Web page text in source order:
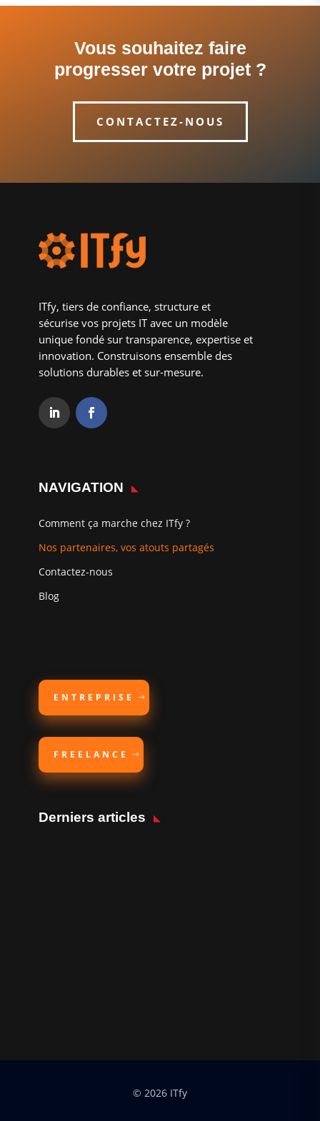
Vous souhaitez faire
progresser votre projet ?
CONTACTEZ-NOUS
ITfy, tiers de confiance, structure et
sécurise vos projets IT avec un modèle
unique fondé sur transparence, expertise et
innovation. Construisons ensemble des
solutions durables et sur-mesure.
NAVIGATION
Comment ça marche chez ITfy ?
Nos partenaires, vos atouts partagés
Contactez-nous
Blog
ENTREPRISE
FREELANCE
Derniers articles
© 2026 ITfy